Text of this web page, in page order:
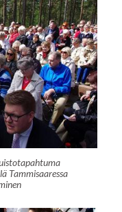
Tammisaaressa